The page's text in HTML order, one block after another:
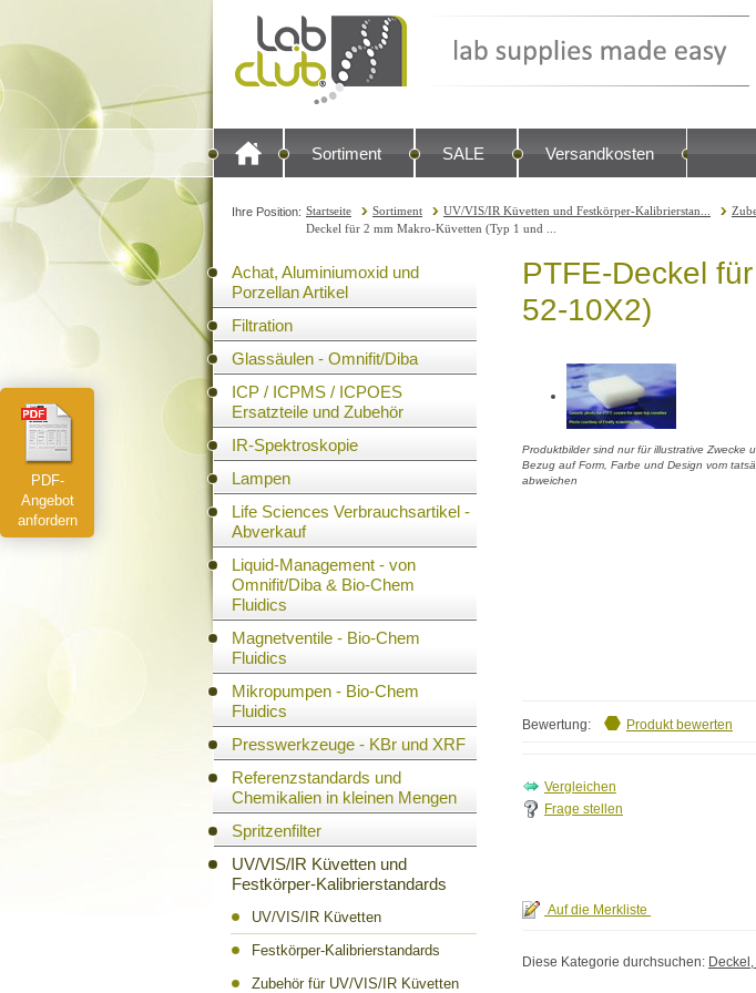
Sortiment SALE Versandkosten
Ihre Position: Startseite Sortiment UV/VIS/IR Küvetten und Festkörper-Kalibrierstan...
Deckel für 2 mm Makro-Küvetten (Typ 1 und ...
Achat, Aluminiumoxid und
Porzellan Artikel
Filtration
Glassäulen - Omnifit/Diba
ICP / ICPMS / ICPOES
Ersatzteile und Zubehör
IR-Spektroskopie
Lampen
Life Sciences Verbrauchsartikel -
Abverkauf
Liquid-Management - von
Omnifit/Diba & Bio-Chem
Fluidics
Magnetventile - Bio-Chem
Fluidics
Mikropumpen - Bio-Chem
Fluidics
Presswerkzeuge - KBr und XRF
Referenzstandards und
Chemikalien in kleinen Mengen
Spritzenfilter
UV/VIS/IR Küvetten und
Festkörper-Kalibrierstandards
UV/VIS/IR Küvetten
Festkörper-Kalibrierstandards
Zubehör für UV/VIS/IR Küvetten
PDF-
Angebot
anfordern
PTFE-Deckel
52-10X2)
Produktbilder sind nur für illustrative Zwecke
Bezug auf Form, Farbe und Design vom
abweichen
Bewertung: Produkt bewerten
Frage stellen
Diese Kategorie durchsuchen: